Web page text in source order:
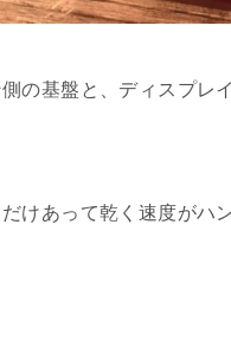
の基盤と、ディスプレ
けあって乾く速度がハ